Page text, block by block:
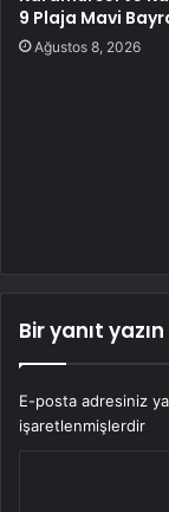
9 Plaja Mavi
Ağustos 8, 2026
Bir yanıt yazın
E-posta adresiniz
işaretlenmişlerdir